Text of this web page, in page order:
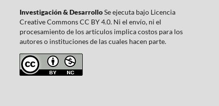
Investigación & DesarrolloSe ejecuta bajo Licencia
Creative Commons CC BY 4.0. Ni el envío, ni el
procesamiento de los artículos implica costos para los
autores o instituciones de las cuales hacen parte.